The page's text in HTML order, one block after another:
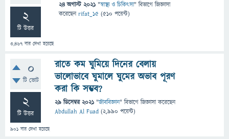
2
টি উত্তর
3,467 বার দেখা হয়েছে
24 অগাস্ট 2021 "স্বাস্থ্য ও চিকিৎসা" বিভাগে জিজ্ঞাসা
করেছেনrifat_15 (510 পয়েন্ট)
0
টি ভোট
2
টি উত্তর
901 বার দেখা হয়েছে
রাতে কম ঘুমিয়ে দিনের বেলায়
ভালোভাবে ঘুমালে ঘুমের অভাব পূরণ
করা কি সম্ভব?
29 ডিসেম্বর 2021 "জীববিজ্ঞান" বিভাগে জিজ্ঞাসাকরেছেন
Abdullah Al Fuad (2,990 পয়েন্ট)